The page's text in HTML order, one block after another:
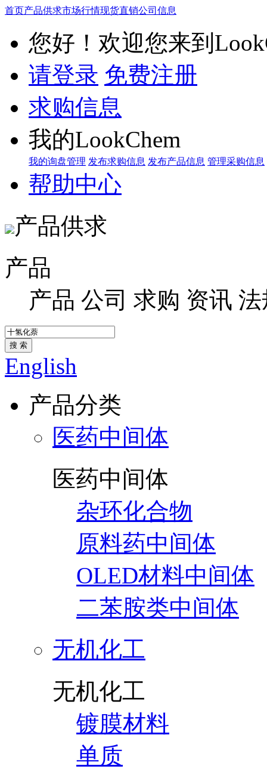
首页产品供求市场行情现货直销公司信息
您好！欢迎您来到
请登录 免费注册
求购信息
我的LookChem
我的询盘管理 发布求购信息 发布产品信息 管理采购信息
帮助中心
产品供求
产品
产品 公司 求购 资讯 法
搜 索
English
产品分类
医药中间体
医药中间体
杂环化合物
原料药中间体
OLED材料中间体
二苯胺类中间体
无机化工
无机化工
镀膜材料
单质